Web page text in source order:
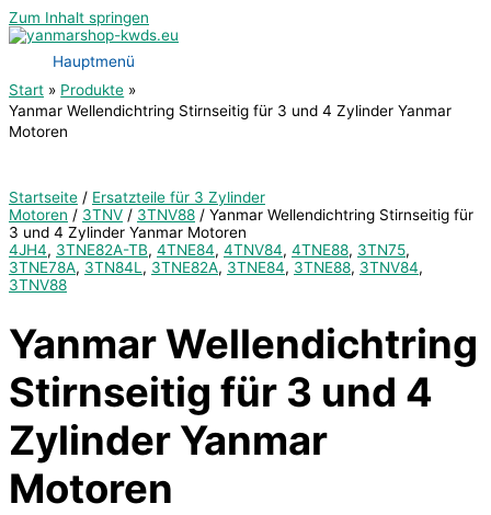
Zum Inhalt springen
Hauptmenü
Start
Produkte
Yanmar Wellendichtring Stirnseitig für 3 und 4 Zylinder Yanmar
Motoren
Startseite / Ersatzteile für 3 Zylinder
Motoren / 3TNV / 3TNV88 / Yanmar Wellendichtring Stirnseitig für
3 und 4 Zylinder Yanmar Motoren
4JH4, 3TNE82A-TB, 4TNE84, 4TNV84, 4TNE88, 3TN75,
3TNE78A, 3TN84L , 3TNE82A, 3TNE84, 3TNE88, 3TNV84,
3TNV88
Yanmar Wellendichtring
Stirnseitig für 3 und 4
Zylinder Yanmar
Motoren